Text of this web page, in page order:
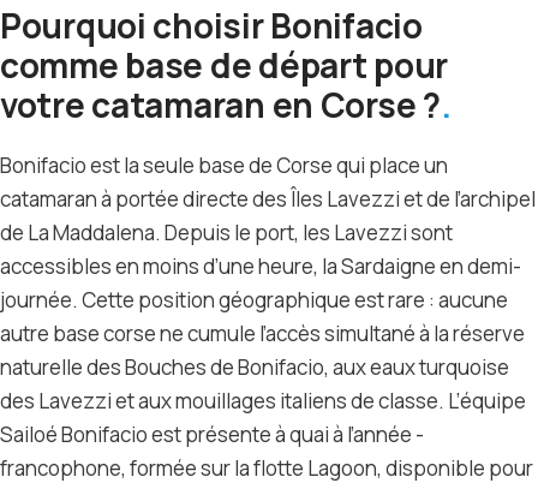
Pourquoi choisir Bonifacio
comme base de départ pour
votre catamaran en Corse ?
Bonifacio est la seule base de Corse qui place un
catamaran à portée directe des Îles Lavezzi et de l’archipel
de La Maddalena. Depuis le port, les Lavezzi sont
accessibles en moins d’une heure, la Sardaigne en demi-
journée. Cette position géographique est rare : aucune
autre base corse ne cumule l’accès simultané à la réserve
naturelle des Bouches de Bonifacio, aux eaux turquoise
des Lavezzi et aux mouillages italiens de classe. L’équipe
Sailoé Bonifacio est présente à quai à l’année -
francophone, formée sur la flotte Lagoon, disponible pour